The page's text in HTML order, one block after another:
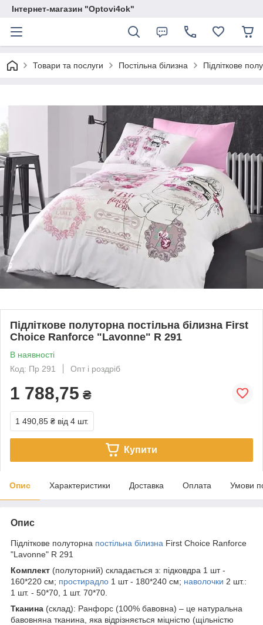
Інтернет-магазин "Optovi4ok"
Товари та послуги Постільна білизна Підліткове
Підліткове полуторна постільна білизна First
Choice Ranforce "Lavonne" R 291
В наявності
Код: Пр 291
Опт і роздріб
1 788,75 ₴
1 490,85 ₴ від 4 шт.
Купити
Опис Характеристики Доставка Оплата Умови
Опис
Підліткове полуторна постільна білизна First Choice Ranforce
"Lavonne" R 291
Комплект (полуторний) складається з: підковдра 1 шт -
160*220 см; простирадло 1 шт - 180*240 см; наволочки 2 шт.:
1 шт. - 50*70, 1 шт. 70*70.
Тканина (склад): Ранфорс (100% бавовна) – це натуральна
бавовняна тканина, яка відрізняється міцністю (щільністю